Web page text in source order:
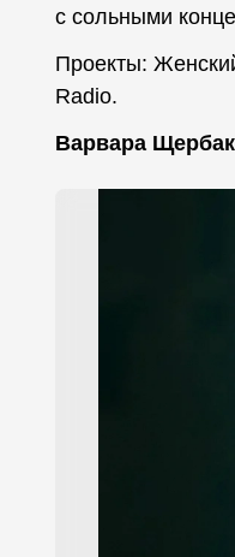
с сольными
Проекты:
Radio.
Варвара